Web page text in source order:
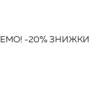
-20% ЗНИЖКИ